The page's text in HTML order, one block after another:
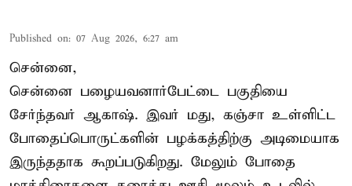
Published on: 07 Aug 2026, 6:27 am
சென்னை,
சென்னை பழையவனார்பேட்டை பகுதியை
சேர்ந்தவர் ஆகாஷ். இவர் மது, கஞ்சா உள்ளிட்ட
போதைப்பொருட்களின் பழக்கத்திற்கு அடிமையாக
இருந்ததாக கூறப்படுகிறது. மேலும் போதை